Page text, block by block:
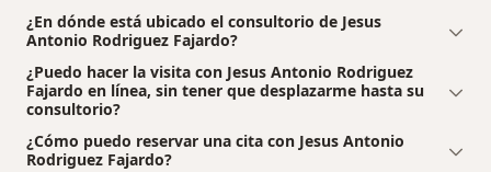
¿En dónde está ubicado el consultorio de Jesus
Antonio Rodriguez Fajardo?
¿Puedo hacer la visita con Jesus Antonio Rodriguez
Fajardo en línea, sin tener que desplazarme hasta su
consultorio?
¿Cómo puedo reservar una cita con Jesus Antonio
Rodriguez Fajardo?